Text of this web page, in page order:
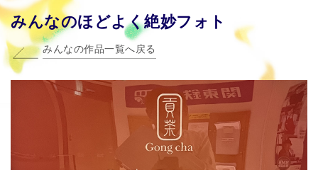
みんなのほどよく絶妙フォト
みんなの作品一覧へ戻る